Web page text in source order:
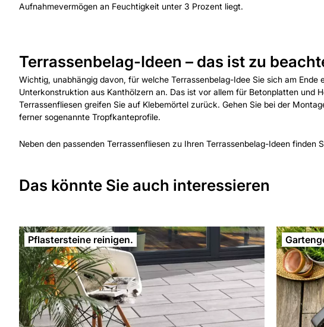
Aufnahmevermögen an Feuchtigkeit unter 3 Prozent liegt.
Terrassenbelag-Ideen – das ist zu
Wichtig, unabhängig davon, für welche Terrassenbelag-Idee Sie sich am
Unterkonstruktion aus Kanthölzern an. Das ist vor allem für Betonplatten
Terrassenfliesen greifen Sie auf Klebemörtel zurück. Gehen Sie bei der
ferner sogenannte Tropfkanteprofile.
Neben den passenden Terrassenfliesen zu Ihren Terrassenbelag-Ideen
Das könnte Sie auch interessieren
Pflastersteine reinigen.